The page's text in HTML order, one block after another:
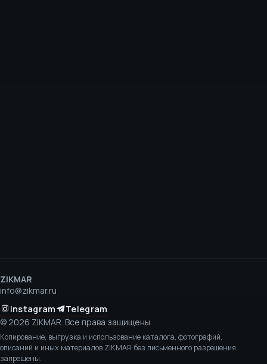
ZIKMAR
info@zikmar.ru
Instagram
Telegram
© 2026 ZIKMAR. Все права защищены.
Копирование, выгрузка и использование каталога, фотографий,
описаний и иных материалов ZIKMAR без письменного разрешения
запрещены.